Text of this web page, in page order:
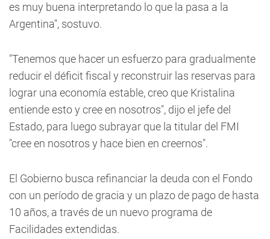
es muy buena interpretando lo que la pasa a la
Argentina", sostuvo.
"Tenemos que hacer un esfuerzo para gradualmente
reducir el déficit fiscal y reconstruir las reservas para
lograr una economía estable, creo que Kristalina
entiende esto y cree en nosotros", dijo el jefe del
Estado, para luego subrayar que la titular del FMI
"cree en nosotros y hace bien en creernos".
El Gobierno busca refinanciar la deuda con el Fondo
con un período de gracia y un plazo de pago de hasta
10 años, a través de un nuevo programa de
Facilidades extendidas.